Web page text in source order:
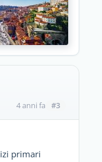
4 anni fa #3
primari